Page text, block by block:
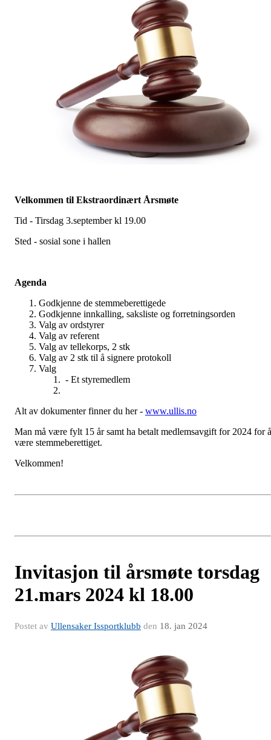
Velkommen til Ekstraordinært Årsmøte
Tid - Tirsdag 3.september kl 19.00
Sted - sosial sone i hallen
Agenda
Godkjenne de stemmeberettigede
Godkjenne innkalling, saksliste og forretningsorden
Valg av ordstyrer
Valg av referent
Valg av tellekorps, 2 stk
Valg av 2 stk til å signere protokoll
Valg
- Et styremedlem
Alt av dokumenter finner du her - www.ullis.no
Man må være fylt 15 år samt ha betalt medlemsavgift for 2024 for å
være stemmeberettiget.
Velkommen!
Invitasjon til årsmøte torsdag
21.mars 2024 kl 18.00
Postet av Ullensaker Issportklubb den 18. jan 2024